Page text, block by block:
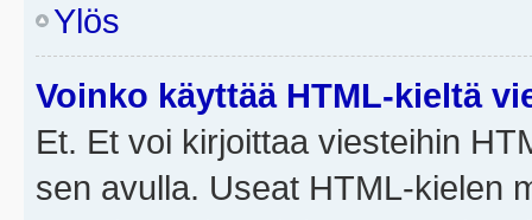
Ylös
Voinko käyttää HTML-kieltä
Et. Et voi kirjoittaa viesteihin
sen avulla. Useat HTML-kielen